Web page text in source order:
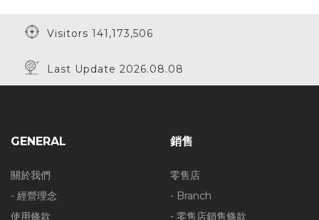
Visitors 141,173,506
Last Update 2026.08.08
GENERAL
關於我們
- 經營理念
使用條款
銷售
零售店
- Branch
- 零售店銷售條款